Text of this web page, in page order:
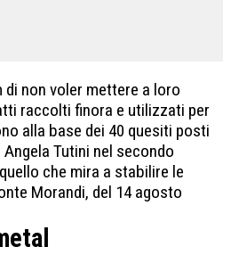
di non voler mettere a loro
raccolti finora e utilizzati per
alla base dei 40 quesiti posti
Tutini nel secondo
che mira a stabilire le
Morandi, del 14 agosto